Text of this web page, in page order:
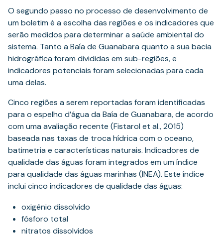
O segundo passo no processo de desenvolvimento de
um boletim é a escolha das regiões e os indicadores que
serão medidos para determinar a saúde ambiental do
sistema. Tanto a Baía de Guanabara quanto a sua bacia
hidrográfica foram divididas em sub-regiões, e
indicadores potenciais foram selecionadas para cada
uma delas.
Cinco regiões a serem reportadas foram identificadas
para o espelho d’água da Baía de Guanabara, de acordo
com uma avaliação recente (Fistarol et al., 2015)
baseada nas taxas de troca hídrica com o oceano,
batimetria e características naturais. Indicadores de
qualidade das águas foram integrados em um índice
para qualidade das águas marinhas (INEA). Este índice
inclui cinco indicadores de qualidade das águas:
oxigênio dissolvido
fósforo total
nitratos dissolvidos